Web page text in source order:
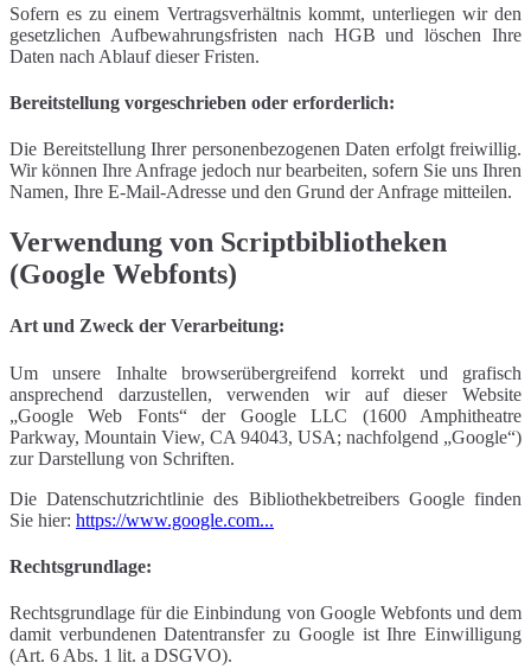
Sofern es zu einem Vertragsverhältnis kommt, unterliegen wir den
gesetzlichen Aufbewahrungsfristen nach HGB und löschen Ihre
Daten nach Ablauf dieser Fristen.
Bereitstellung vorgeschrieben oder erforderlich:
Die Bereitstellung Ihrer personenbezogenen Daten erfolgt freiwillig.
Wir können Ihre Anfrage jedoch nur bearbeiten, sofern Sie uns Ihren
Namen, Ihre E-Mail-Adresse und den Grund der Anfrage mitteilen.
Verwendung von Scriptbibliotheken
(Google Webfonts)
Art und Zweck der Verarbeitung:
Um unsere Inhalte browserübergreifend korrekt und grafisch
ansprechend darzustellen, verwenden wir auf dieser Website
„Google Web Fonts“ der Google LLC (1600 Amphitheatre
Parkway, Mountain View, CA 94043, USA; nachfolgend „Google“)
zur Darstellung von Schriften.
Die Datenschutzrichtlinie des Bibliothekbetreibers Google finden
Sie hier: https://www.google.com...
Rechtsgrundlage:
Rechtsgrundlage für die Einbindung von Google Webfonts und dem
damit verbundenen Datentransfer zu Google ist Ihre Einwilligung
(Art. 6 Abs. 1 lit. a DSGVO).